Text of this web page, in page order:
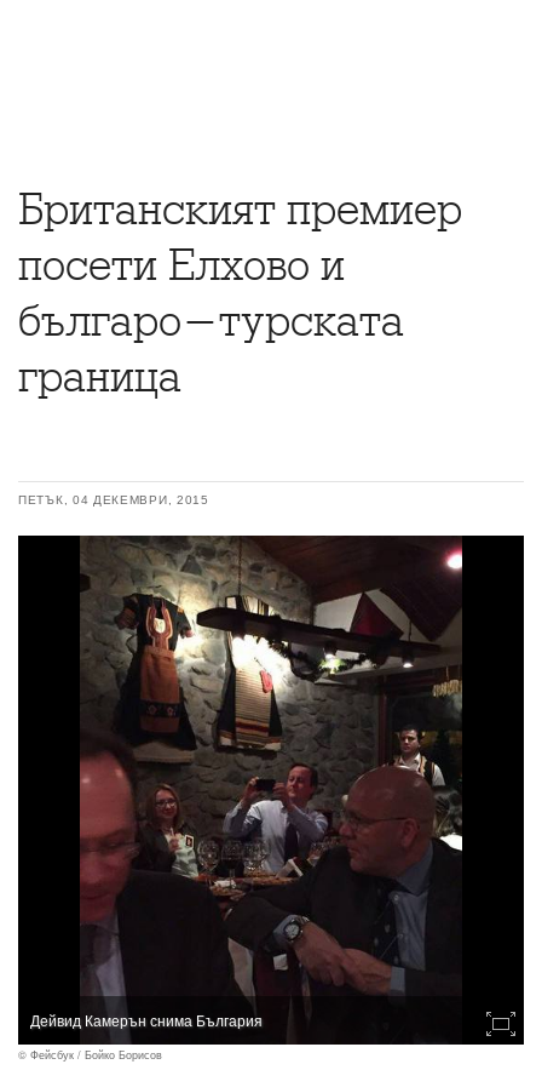
Британският премиер
посети Елхово и
българо-турската
граница
ПЕТЪК, 04 ДЕКЕМВРИ, 2015
Дейвид Камерън снима България
© Фейсбук / Бойко Борисов